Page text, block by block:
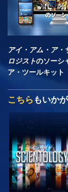
アイ・アム・ア・
ロジストのソーシ
ア・ツールキット
こちら もいか